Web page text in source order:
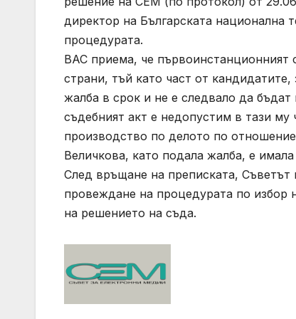
директор на Българската национална
процедурата.
ВАС приема, че първоинстанционният
страни, тъй като част от
жалба в срок и не е следвало да
съдебният акт е недопустим в тази
производство по делото по
Величкова, като подала жалба, е
След връщане на преписката,
провеждане на процедурата по избор
на решението на съда.